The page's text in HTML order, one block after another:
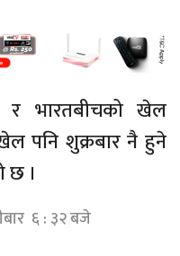
र भारतबीचको खेल
पनि शुक्रबार नै हुने
।
६ : ३२ बजे